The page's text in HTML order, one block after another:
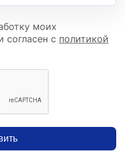
моих
согласен с политикой